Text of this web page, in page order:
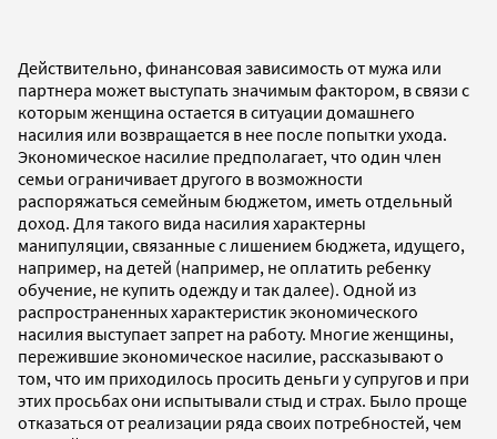
Действительно, финансовая зависимость от мужа или
партнера может выступать значимым фактором, в связи с
которым женщина остается в ситуации домашнего
насилия или возвращается в нее после попытки ухода.
Экономическое насилие предполагает, что один член
семьи ограничивает другого в возможности
распоряжаться семейным бюджетом, иметь отдельный
доход. Для такого вида насилия характерны
манипуляции, связанные с лишением бюджета, идущего,
например, на детей (например, не оплатить ребенку
обучение, не купить одежду и так далее). Одной из
распространенных характеристик экономического
насилия выступает запрет на работу. Многие женщины,
пережившие экономическое насилие, рассказывают о
том, что им приходилось просить деньги у супругов и при
этих просьбах они испытывали стыд и страх. Было проще
отказаться от реализации ряда своих потребностей, чем